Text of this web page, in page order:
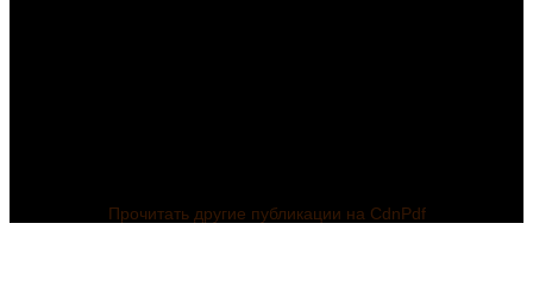
Прочитать другие публикации на CdnPdf